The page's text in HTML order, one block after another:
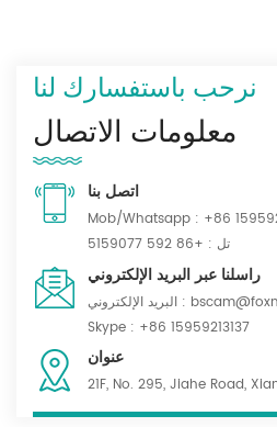
نرحب باستفسارك لنا
معلومات الاتصال
اتصل بنا
Mob/Whatsapp : +86
تل : +86 592 5159077
راسلنا عبر البريد الإلكتروني
البريد الإلكتروني :
Skype : +86 15959213137
عنوان
21F, No. 295, Jiahe Road,